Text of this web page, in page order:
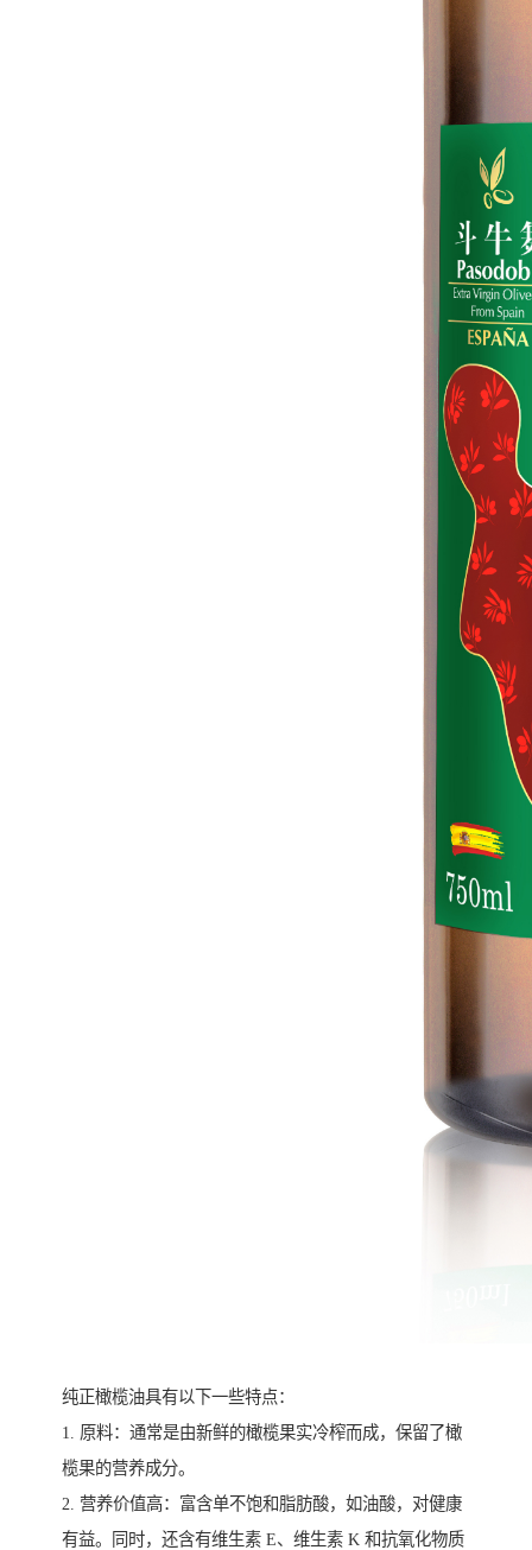
纯正橄榄油具有以下一些特点：
1. 原料：通常是由新鲜的橄榄果实冷榨而成，保留了橄
榄果的营养成分。
2. 营养价值高：富含单不饱和脂肪酸，如油酸，对健康
有益。同时，还含有维生素 E、维生素 K 和抗氧化物质